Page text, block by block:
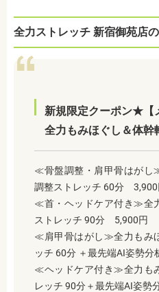
全力ストレッチ 新宿御苑店
新規限定クーポン★【
全力もみほぐし＆体幹
≪骨盤調整・肩甲骨はがし
調整ストレッチ 60分 3,900
≪首・ヘッドケア付き≫全
ストレッチ 90分 5,900円
≪肩甲骨はがし≫全力もみ
ッチ 60分 ＋最先端AI姿勢
≪ヘッドケア付き≫全力も
レッチ 90分＋最先端AI姿